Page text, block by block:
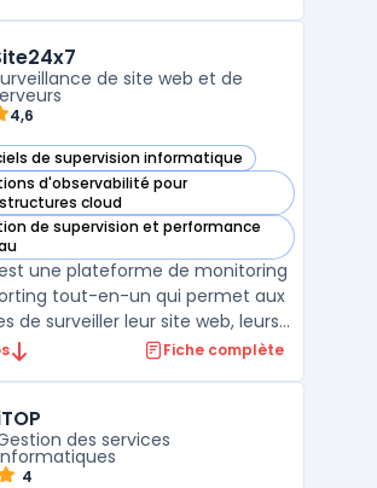
incidents sans configuration
seuils d'alerte. Les don ...
de site web et de
4,6
de supervision informatique
dans cette catégorie
d'observabilité pour
cloud
dans cette catégorie
de supervision et performance
dans cette catégorie
une plateforme de monitoring
tout-en-un qui permet aux
de surveiller leur site web, leurs
applications et leur réseau.
et les rapports détaillés, l ...
Fiche complète
des services
4